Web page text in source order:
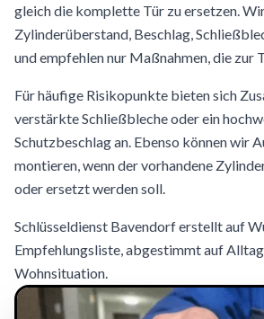
gleich die komplette Tür zu ersetzen.
Zylinderüberstand, Beschlag,
und empfehlen nur Maßnahmen, die zur
Für häufige Risikopunkte bieten sich
verstärkte Schließbleche oder ein
Schutzbeschlag an. Ebenso können wir
montieren, wenn der vorhandene
oder ersetzt werden soll.
Schlüsseldienst Bavendorf erstellt auf
Empfehlungsliste, abgestimmt auf
Wohnsituation.